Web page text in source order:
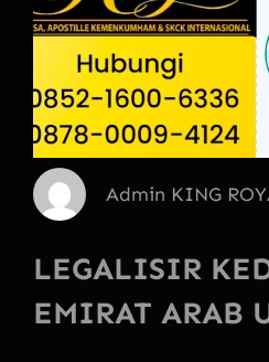
Admin KING
LEGALISIR
EMIRAT ARAB